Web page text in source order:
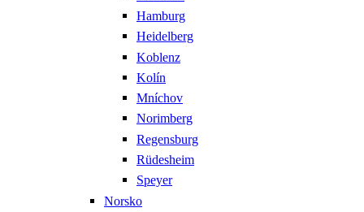
Hamburg
Heidelberg
Koblenz
Kolín
Mníchov
Norimberg
Regensburg
Rüdesheim
Speyer
Norsko